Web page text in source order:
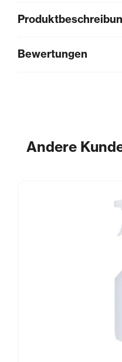
Bewertungen
Andere